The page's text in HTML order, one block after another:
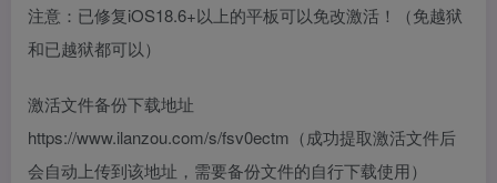
注意：已修复iOS18.6+以上的平板可以免改激活！（免越狱
和已越狱都可以）
激活文件备份下载地址
https://www.ilanzou.com/s/fsv0ectm（成功提取激活文件后
会自动上传到该地址，需要备份文件的自行下载使用）